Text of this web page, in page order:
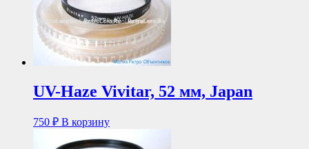
UV-Haze Vivitar, 52 мм, Japan
750 ₽ В корзину